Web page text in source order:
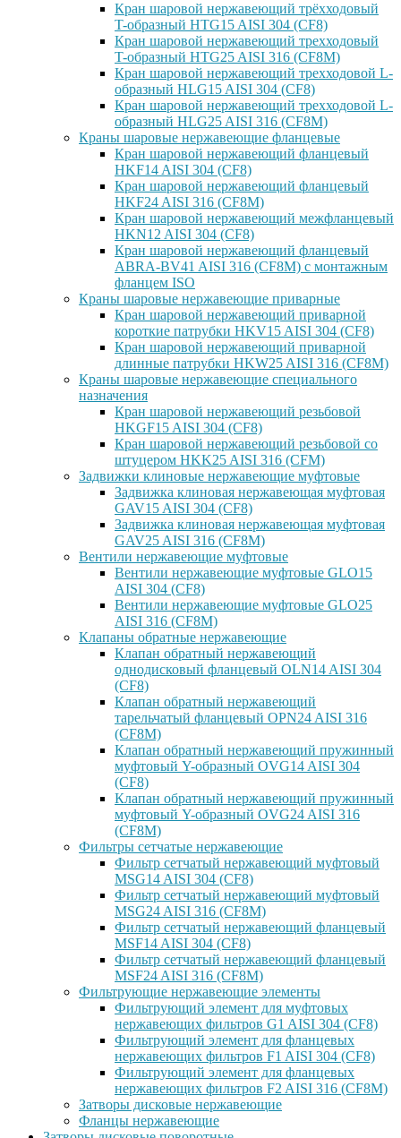
Кран шаровой нержавеющий трёхходовый
T-образный HTG15 AISI 304 (CF8)
Кран шаровой нержавеющий трехходовый
T-образный HTG25 AISI 316 (CF8M)
Кран шаровой нержавеющий трехходовой L-
образный HLG15 AISI 304 (CF8)
Кран шаровой нержавеющий трехходовой L-
образный HLG25 AISI 316 (CF8M)
Краны шаровые нержавеющие фланцевые
Кран шаровой нержавеющий фланцевый
HKF14 AISI 304 (CF8)
Кран шаровой нержавеющий фланцевый
HKF24 AISI 316 (CF8M)
Кран шаровой нержавеющий межфланцевый
HKN12 AISI 304 (CF8)
Кран шаровой нержавеющий фланцевый
ABRA-BV41 AISI 316 (CF8M) с монтажным
фланцем ISO
Краны шаровые нержавеющие приварные
Кран шаровой нержавеющий приварной
короткие патрубки HKV15 AISI 304 (CF8)
Кран шаровой нержавеющий приварной
длинные патрубки HKW25 AISI 316 (CF8M)
Краны шаровые нержавеющие специального
назначения
Кран шаровой нержавеющий резьбовой
HKGF15 AISI 304 (CF8)
Кран шаровой нержавеющий резьбовой со
штуцером HKK25 AISI 316 (CFM)
Задвижки клиновые нержавеющие муфтовые
Задвижка клиновая нержавеющая муфтовая
GAV15 AISI 304 (CF8)
Задвижка клиновая нержавеющая муфтовая
GAV25 AISI 316 (CF8M)
Вентили нержавеющие муфтовые
Вентили нержавеющие муфтовые GLO15
AISI 304 (CF8)
Вентили нержавеющие муфтовые GLO25
AISI 316 (CF8M)
Клапаны обратные нержавеющие
Клапан обратный нержавеющий
однодисковый фланцевый OLN14 AISI 304
(CF8)
Клапан обратный нержавеющий
тарельчатый фланцевый OPN24 AISI 316
(CF8M)
Клапан обратный нержавеющий пружинный
муфтовый Y-образный OVG14 AISI 304
(CF8)
Клапан обратный нержавеющий пружинный
муфтовый Y-образный OVG24 AISI 316
(CF8М)
Фильтры сетчатые нержавеющие
Фильтр сетчатый нержавеющий муфтовый
MSG14 AISI 304 (CF8)
Фильтр сетчатый нержавеющий муфтовый
MSG24 AISI 316 (CF8M)
Фильтр сетчатый нержавеющий фланцевый
MSF14 AISI 304 (CF8)
Фильтр сетчатый нержавеющий фланцевый
MSF24 AISI 316 (CF8M)
Фильтрующие нержавеющие элементы
Фильтрующий элемент для муфтовых
нержавеющих фильтров G1 AISI 304 (CF8)
Фильтрующий элемент для фланцевых
нержавеющих фильтров F1 AISI 304 (CF8)
Фильтрующий элемент для фланцевых
нержавеющих фильтров F2 AISI 316 (CF8M)
Затворы дисковые нержавеющие
Фланцы нержавеющие